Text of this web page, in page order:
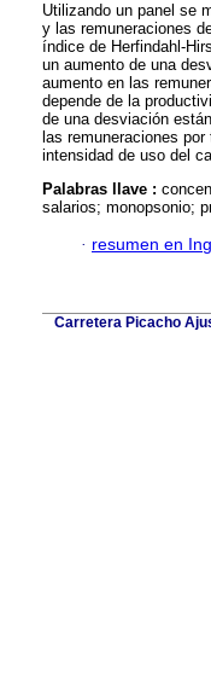
Utilizando un panel se
y las remuneraciones
índice de Herfindahl-
un aumento de una
aumento en las
depende de la
de una desviación
las remuneraciones
intensidad de uso del
Palabras llave :
salarios; monopsonio;
· resumen en
Carretera Picacho